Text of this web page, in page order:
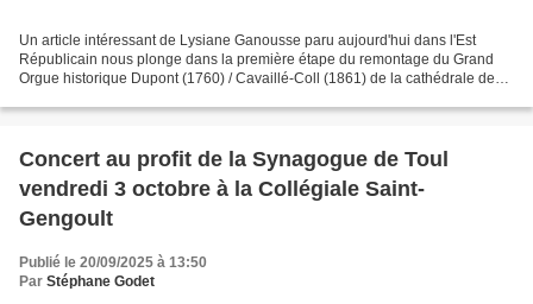
Un article intéressant de Lysiane Ganousse paru aujourd'hui dans l'Est
Républicain nous plonge dans la première étape du remontage du Grand
Orgue historique Dupont (1760) / Cavaillé-Coll (1861) de la cathédrale de
Concert au profit de la Synagogue de Toul
vendredi 3 octobre à la Collégiale Saint-
Gengoult
Publié le 20/09/2025 à 13:50
Par Stéphane Godet